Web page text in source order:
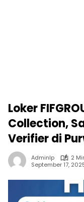
Loker
Collection,
Verifier di
Adminlp
2
September 17,